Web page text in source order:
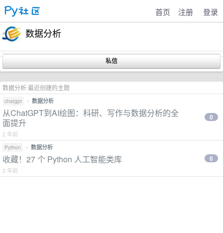
首页 注册 登录
数据分析
数据分析 最近创建的主题
chatgpt • 数据分析
从ChatGPT到AI绘图：科研、写作与数据分析的全
面提升
2 年前
0
Python • 数据分析
收藏！27 个 Python 人工智能类库
2 年前
0